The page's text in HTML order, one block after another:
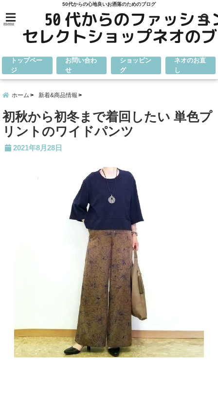
50代からの心地良いお洒落のためのブログ
menu
トップペー
ジ
お問い合わ
せ
ショッピン
グ
ネオのお直
し
ホーム 新着&商品情報
初秋から初冬まで着回したい 単色プ
リントのワイドパンツ
2021年8月28日